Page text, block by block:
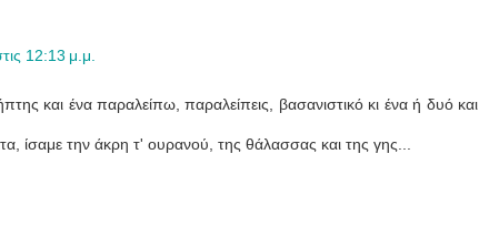
12:13 μ.μ.
και ένα παραλείπω, παραλείπεις, βασανιστικό κι ένα ή δυό και
ίσαμε την άκρη τ' ουρανού, της θάλασσας και της γης...